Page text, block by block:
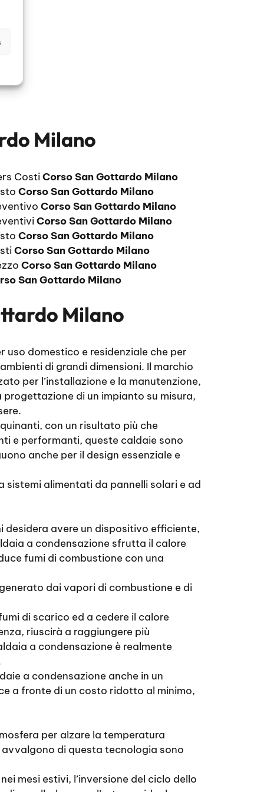
Milano
CostiCorso San Gottardo Milano
Corso San Gottardo Milano
Corso San Gottardo Milano
Corso San Gottardo Milano
Corso San Gottardo Milano
Corso San Gottardo Milano
Corso San Gottardo Milano
San Gottardo Milano
Milano
uso domestico e residenziale che per
di grandi dimensioni. Il marchio
per l’installazione e la manutenzione,
di un impianto su misura,
con un risultato più che
e performanti, queste caldaie sono
anche per il design essenziale e
sistemi alimentati da pannelli solari e ad
desidera avere un dispositivo efficiente,
a condensazione sfrutta il calore
fumi di combustione con una
dai vapori di combustione e di
di scarico ed a cedere il calore
riuscirà a raggiungere più
a condensazione è realmente
a condensazione anche in un
a fronte di un costo ridotto al minimo,
per alzare la temperatura
avvalgono di questa tecnologia sono
mesi estivi, l’inversione del ciclo dello